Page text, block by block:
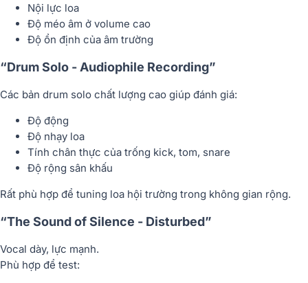
Nội lực loa
Độ méo âm ở volume cao
Độ ổn định của âm trường
“Drum Solo - Audiophile Recording”
Các bản drum solo chất lượng cao giúp đánh giá:
Độ động
Độ nhạy loa
Tính chân thực của trống kick, tom, snare
Độ rộng sân khấu
Rất phù hợp để tuning loa hội trường trong không gian rộng.
“The Sound of Silence - Disturbed”
Vocal dày, lực mạnh.
Phù hợp để test: